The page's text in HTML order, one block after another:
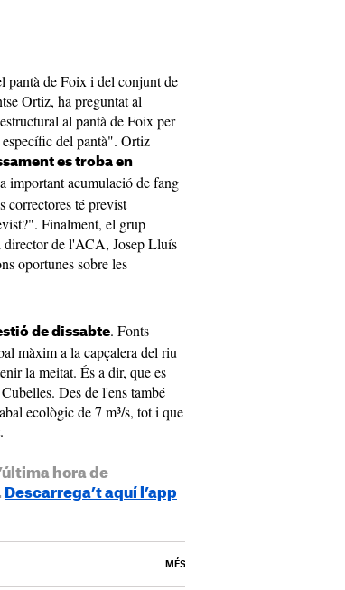
pantà de Foix i del conjunt de
Ortiz, ha preguntat al
al pantà de Foix per
del pantà". Ortiz
es troba en
important acumulació de fang
correctores té previst
Finalment, el grup
director de l'ACA, Josep Lluís
oportunes sobre les
de dissabte. Fonts
màxim a la capçalera del riu
la meitat. És a dir, que es
Des de l'ens també
ecològic de 7 m³/s, tot i que
hora de
Descarrega’t aquí l’app
MÉS